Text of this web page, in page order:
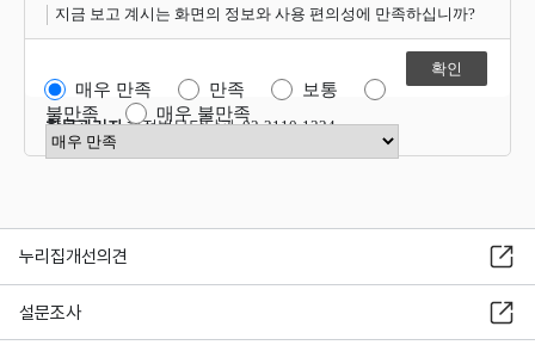
지금 보고 계시는 화면의 정보와 사용 편의성에 만족하십니까?
매우 만족 만족
보통
불만족
매우 불만족
만족도 점수 선택
항목관리자행정법무담당관 02-2110-1324
누리집개선의견
설문조사